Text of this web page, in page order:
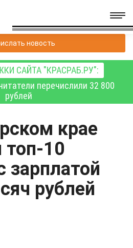
новость
САЙТА "КРАСРАБ.РУ":
перечислили 32 800
рублей
крае
топ-10
зарплатой
рублей